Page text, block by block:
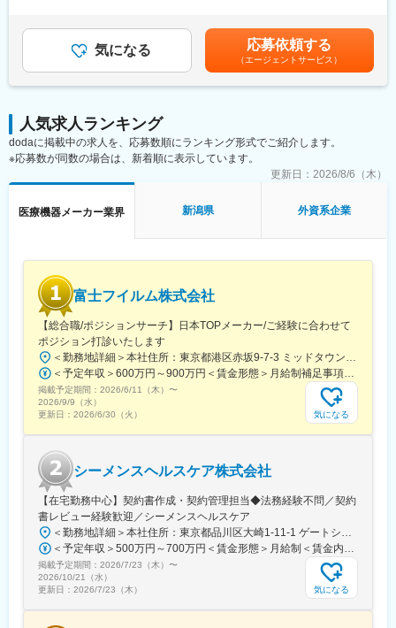
らびにeラーニングのプログラムがあるため、業界未経験の方でも
キャッチアップできる環境があります。
※初期研修期間中は会社で手配するビジネスホテルに宿泊していた
だきます。
変更の範囲：会社の定める業務
ど）
・各種学会への参加
入社後は会社、製品に関して知識を深めていただくため3か月の研
修を行っています。座学だけでなく、実際に担当する製品の操作
を頂くなど基礎的な知識を身につけてからの現場配属になりま
す。現場配属後も上長や先輩社員との営業動向や勉強会、年次や
をする環境が整っております。そのため業界未経験の方も安心し
ざいます。社員一人ひとりが自らの能力及びキャリアに対してオ
ーナーシップを持ち、研修ツールや社内公募制度を利用し、自ら
のキャリアを築くための環境が整っています。
例）GROWプログラム：短期間にて他部署の業務体験が可能／社
内公募制度：職種、セクター間の異動を行える制度
■仕事のやりがい：
自社製品の普及が、医療の質の向上に繋がります。また個人の裁
量が大きく、1年目から大きな仕事も担当できるため、自己成長に
■ジョンソン・エンド・ジョンソンについて：
・アメリカに本社を構えるグローバルトップクラスのヘルスケア
カンパニー。グローバルでの売上は10兆円を超え、世界の最上位
の格付け（トリプルA）にも選ばれております。
・全世界で14万人以上の従業員が在籍し、社員一人ひとりが医療
に対しての想いや仕事に対しての誇りを持って活躍しておりま
す。
・イノベーションに対しても積極的で、総売上高の約15%を研究
開発費として投資しております。
給与補足＞※上記年収は目安であり、ご経験やスキルを考慮し決定
いたします。賃金はあくまでも目安の金額であり、選考を通じて
上下する可能性があります。月給(月額)は固定手当を含めた表記で
す。
気になる 応募依頼する
（エージェントサービス）
人気求人ランキング
dodaに掲載中の求人を、応募数順にランキング形式でご紹介します。
※応募数が同数の場合は、新着順に表示しています。
更新日： 2026/8/6（木）
医療機器メーカー業界 新潟県 外資系企業
富士フイルム株式会社
【総合職/ポジションサーチ】日本TOPメーカー/ご経験に合わせて
ポジション打診いたします
＜勤務地詳細＞本社住所：東京都港区赤坂9-7-3 ミッドタウン・ウェスト勤務地最寄駅：東京メトロ日比谷線／都営大江戸線／六本木駅受動喫煙対策：敷地内全面禁煙変更の範囲：会社の定める事業所（リモートワーク含む）
＜予定年収＞600万円～900万円＜賃金形態＞月給制補足事項なし＜賃金内訳＞月額（基本給）：300,000円～500,000円＜月給＞300,000円～500,000円＜昇給有無＞有＜残業手当＞有賃金はあくまでも目安の金額であり、選考を通じて上下する可能性があります。月給(月額)は固定手当を含めた表記です。
掲載予定期間： 2026/6/11（木） 〜
2026/9/9（水）
更新日： 2026/6/30（火） 気になる
シーメンスヘルスケア株式会社
【在宅勤務中心】契約書作成・契約管理担当◆法務経験不問／契約
書レビュー経験歓迎／シーメンスヘルスケア
＜勤務地詳細＞本社住所：東京都品川区大崎1-11-1 ゲートシティ大崎ウエストタワー勤務地最寄駅：JR線／大崎駅受動喫煙対策：屋内全面禁煙変更の範囲：会社の定める事業所（リモートワーク含む）
＜予定年収＞500万円～700万円＜賃金形態＞月給制＜賃金内訳＞月額（基本給）：250,000円～500,000円＜月給＞250,000円～500,000円＜昇給有無＞有＜残業手当＞有＜給与補足＞※給与詳細は経験・能力・前職給与等を踏まえて決定致します。■昇給：年1回（10月）■賞与：年2回（6月・12月）賃金はあくまでも目安の金額であり、選考を通じて上下する可能性があります。月給(月額)は固定手当を含めた表記です。
掲載予定期間： 2026/7/23（木） 〜
2026/10/21（水）
更新日： 2026/7/23（木） 気になる